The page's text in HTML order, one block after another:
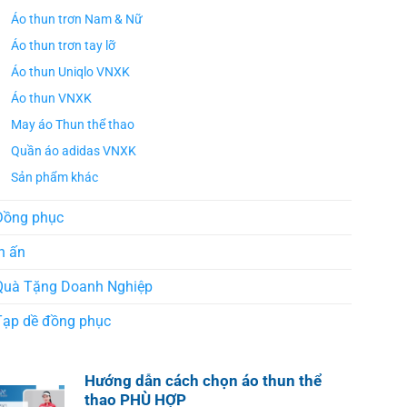
Áo thun trơn Nam & Nữ
Áo thun trơn tay lỡ
Áo thun Uniqlo VNXK
Áo thun VNXK
May áo Thun thể thao
Quần áo adidas VNXK
Sản phẩm khác
phục
ấn
Tặng Doanh Nghiệp
dề đồng phục
Hướng dẫn cách chọn áo thun thể
thao PHÙ HỢP